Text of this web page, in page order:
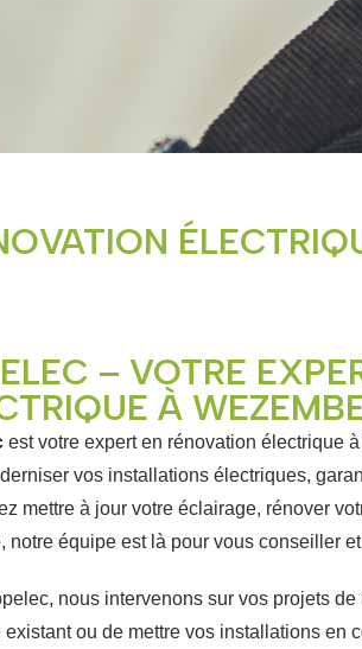
– VOTRE
À
est votre expert en rénovation électrique à
vos installations électriques,
mettre à jour votre éclairage, rénover
notre équipe est là pour vous conseiller
nous intervenons sur vos projets
existant ou de mettre vos installations en